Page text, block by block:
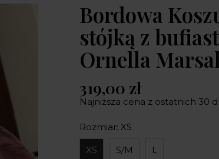
Bordowa
stójką z
Ornella
319,00 zł
Najniższa cena z ostatnich 30
Rozmiar: XS
XS S/M L